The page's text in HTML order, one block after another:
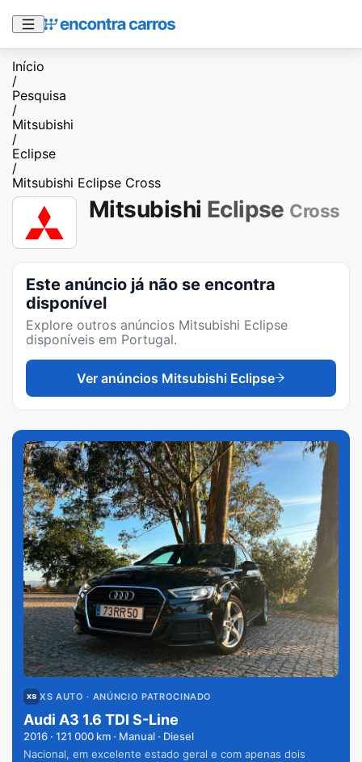
Início
/
Pesquisa
/
Mitsubishi
/
Eclipse
/
Mitsubishi Eclipse Cross
Mitsubishi Eclipse Cross
Este anúncio já não se encontra
disponível
Explore outros anúncios Mitsubishi Eclipse
disponíveis em Portugal.
Ver anúncios Mitsubishi Eclipse
XS AUTO · ANÚNCIO PATROCINADO
Audi A3 1.6 TDI S-Line
2016 · 121 000 km · Manual · Diesel
Nacional, em excelente estado geral e com apenas dois